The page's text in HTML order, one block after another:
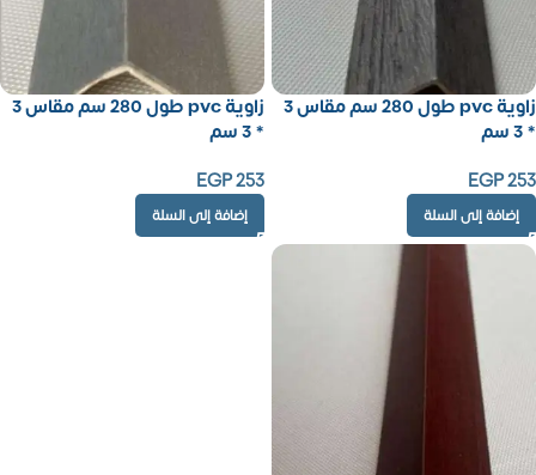
زاوية pvc طول 280 سم مقاس 3
* 3 سم
EGP253
إضافة إلى السلة
زاوية pvc طول 280 سم مقاس 3
* 3 سم
EGP253
إضافة إلى السلة